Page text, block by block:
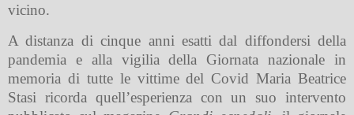
vicino.
A distanza di cinque anni esatti dal diffondersi della
pandemia e alla vigilia della Giornata nazionale in
memoria di tutte le vittime del Covid Maria Beatrice
Stasi ricorda quell’esperienza con un suo intervento